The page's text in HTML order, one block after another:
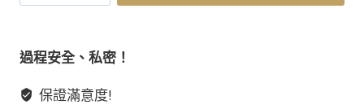
阿
斯
水
過程安全、私密！
保證滿意度!